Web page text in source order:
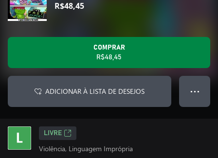
R$48,45
COMPRAR
R$48,45
ADICIONAR À LISTA DE DESEJOS ● ● ●
LIVRE
Violência, Linguagem Imprópria